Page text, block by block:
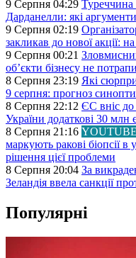
9 Серпня 04:29 Туреччина
Дарданелли: які аргументи
9 Серпня 02:19
закликав до нової акції:
9 Серпня 00:21
об’єкти бізнесу не
8 Серпня 23:19 Які
9 серпня: прогноз
8 Серпня 22:12 ЄС вніс
України додаткові 30 млн
8 Серпня 21:16 YOUTUBE
маркують ракові біопсії в
рішення цієї проблеми
8 Серпня 20:04 За
Зеландія ввела санкції
Популярні